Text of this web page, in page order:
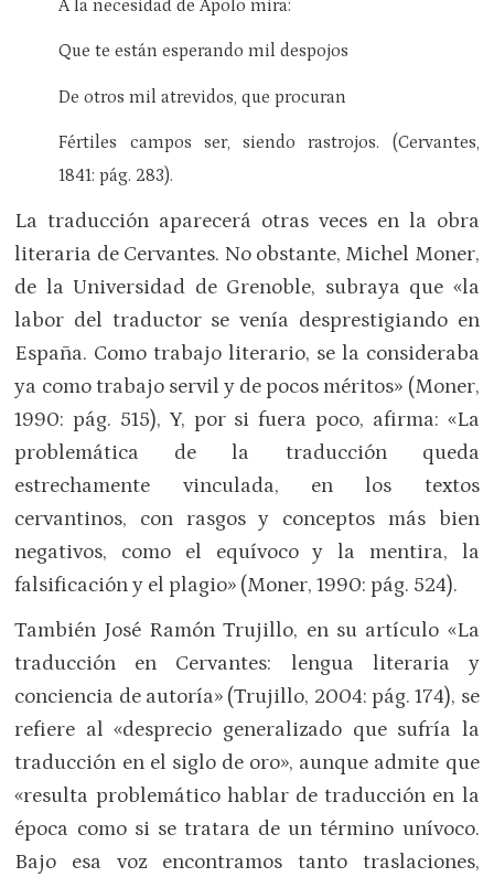
A la necesidad de Apolo mira:
Que te están esperando mil despojos
De otros mil atrevidos, que procuran
Fértiles campos ser, siendo rastrojos. (Cervantes,
1841: pág. 283).
La traducción aparecerá otras veces en la obra
literaria de Cervantes. No obstante, Michel Moner,
de la Universidad de Grenoble, subraya que «la
labor del traductor se venía desprestigiando en
España. Como trabajo literario, se la consideraba
ya como trabajo servil y de pocos méritos» (Moner,
1990: pág. 515), Y, por si fuera poco, afirma: «La
problemática de la traducción queda
estrechamente vinculada, en los textos
cervantinos, con rasgos y conceptos más bien
negativos, como el equívoco y la mentira, la
falsificación y el plagio» (Moner, 1990: pág. 524).
También José Ramón Trujillo, en su artículo «La
traducción en Cervantes: lengua literaria y
conciencia de autoría» (Trujillo, 2004: pág. 174), se
refiere al «desprecio generalizado que sufría la
traducción en el siglo de oro», aunque admite que
«resulta problemático hablar de traducción en la
época como si se tratara de un término unívoco.
Bajo esa voz encontramos tanto traslaciones,